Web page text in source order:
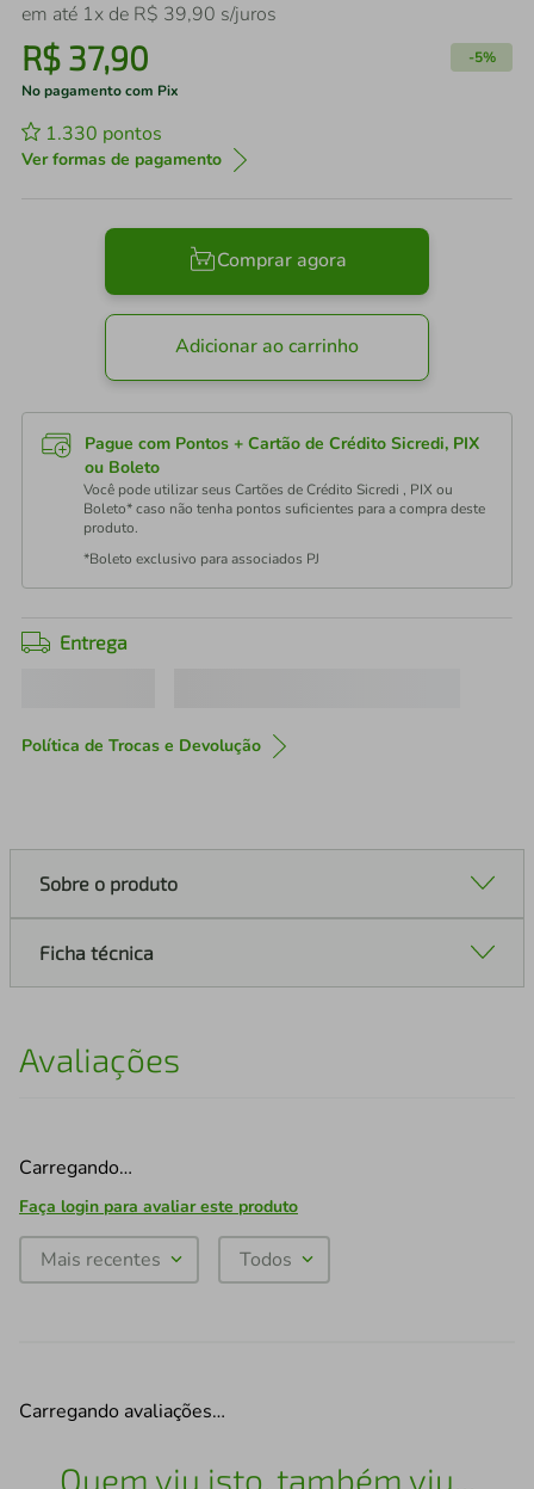
em até 1x de R$ 39,90 s/juros
R$ 37,90 -5%
No pagamento com Pix
1.330 pontos
Ver formas de pagamento
Comprar agora
Adicionar ao carrinho
Pague com Pontos + Cartão de Crédito Sicredi, PIX
ou Boleto
Você pode utilizar seus Cartões de Crédito Sicredi , PIX ou
Boleto* caso não tenha pontos suficientes para a compra deste
produto.
*Boleto exclusivo para associados PJ
Entrega
Política de Trocas e Devolução
Sobre o produto
Ficha técnica
Avaliações
Carregando…
Faça login para avaliar este produto
Mais recentes Todos
Carregando avaliações…
Quem viu isto, também viu...